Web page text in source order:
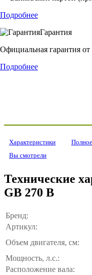
Подробнее
Гарантия
Официальная гарантия от
Подробнее
Характеристики
Вы смотрели
Технические
GB 270 B
Бренд:
Артикул:
Объем двигателя, см:
Мощность, л.с.:
Расположение вала: